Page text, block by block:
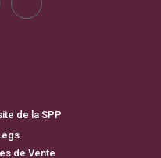
de la SPP
de Vente